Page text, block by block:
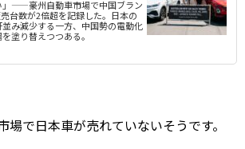
」——豪州自動車市場で中国ブラン
台数が2倍超を記録した。日本の
み減少する一方、中国勢の電動化
塗り替えつつある。
場で日本車が売れていないそうです。